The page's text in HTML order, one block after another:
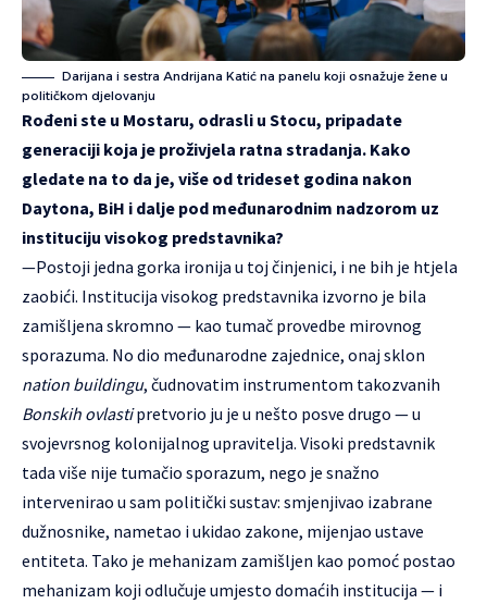
Darijana i sestra Andrijana Katić na panelu koji osnažuje žene u
političkom djelovanju
Rođeni ste u Mostaru, odrasli u Stocu, pripadate
generaciji koja je proživjela ratna stradanja. Kako
gledate na to da je, više od trideset godina nakon
Daytona, BiH i dalje pod međunarodnim nadzorom uz
instituciju visokog predstavnika?
—Postoji jedna gorka ironija u toj činjenici, i ne bih je htjela
zaobići. Institucija visokog predstavnika izvorno je bila
zamišljena skromno — kao tumač provedbe mirovnog
sporazuma. No dio međunarodne zajednice, onaj sklon
nation buildingu, čudnovatim instrumentom takozvanih
Bonskih ovlastipretvorio ju je u nešto posve drugo — u
svojevrsnog kolonijalnog upravitelja. Visoki predstavnik
tada više nije tumačio sporazum, nego je snažno
intervenirao u sam politički sustav: smjenjivao izabrane
dužnosnike, nametao i ukidao zakone, mijenjao ustave
entiteta. Tako je mehanizam zamišljen kao pomoć postao
mehanizam koji odlučuje umjesto domaćih institucija — i